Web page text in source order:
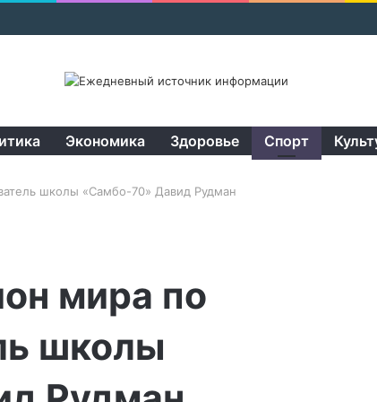
Экономика Здоровье Спорт
школы «Самбо-70» Давид Рудман
мира по
школы